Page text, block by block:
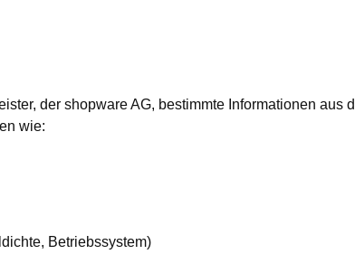
der shopware AG, bestimmte Informationen
wie:
Betriebssystem)